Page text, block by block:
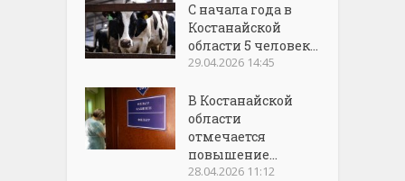
С начала года в
Костанайской
области 5 человек...
29.04.2026 14:45
В Костанайской
области
отмечается
повышение...
28.04.2026 11:12